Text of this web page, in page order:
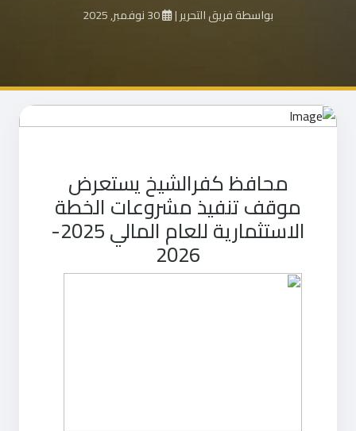
بواسطة فريق التحرير|
محافظ كفرالشيخ يستعرض
موقف تنفيذ مشروعات الخطة
الاستثمارية للعام المالي 2025-
2026